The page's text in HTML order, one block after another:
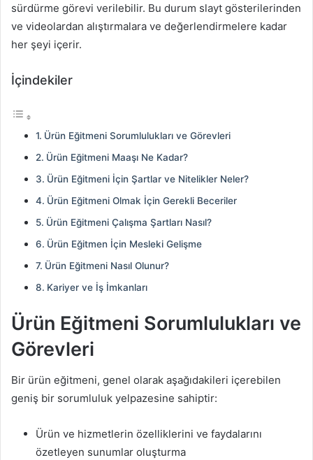
sürdürme görevi verilebilir. Bu durum slayt gösterilerinden
ve videolardan alıştırmalara ve değerlendirmelere kadar
her şeyi içerir.
İçindekiler
Ürün Eğitmeni Sorumlulukları ve Görevleri
Ürün Eğitmeni Maaşı Ne Kadar?
Ürün Eğitmeni İçin Şartlar ve Nitelikler Neler?
Ürün Eğitmeni Olmak İçin Gerekli Beceriler
Ürün Eğitmeni Çalışma Şartları Nasıl?
Ürün Eğitmen İçin Mesleki Gelişme
Ürün Eğitmeni Nasıl Olunur?
Kariyer ve İş İmkanları
Ürün Eğitmeni Sorumlulukları ve
Görevleri
Bir ürün eğitmeni, genel olarak aşağıdakileri içerebilen
geniş bir sorumluluk yelpazesine sahiptir:
Ürün ve hizmetlerin özelliklerini ve faydalarını
özetleyen sunumlar oluşturma